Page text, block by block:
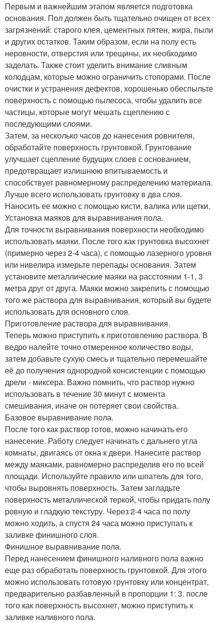
Первым и важнейшим этапом является подготовка
основания. Пол должен быть тщательно очищен от всех
загрязнений: старого клея, цементных пятен, жира, пыли
и других остатков. Таким образом, если на полу есть
неровности, отверстия или трещины, их необходимо
заделать. Также стоит уделить внимание сливным
колодцам, которые можно ограничить стопорами. После
очистки и устранения дефектов, хорошенько обеспыльте
поверхность с помощью пылесоса, чтобы удалить все
частицы, которые могут мешать сцеплению с
последующими слоями.
Затем, за несколько часов до нанесения ровнителя,
обработайте поверхность грунтовкой. Грунтование
улучшает сцепление будущих слоев с основанием,
предотвращает излишнюю впитываемость и
способствует равномерному распределению материала.
Лучше всего использовать грунтовку в два слоя.
Наносить ее можно с помощью кисти, валика или щетки.
Установка маяков для выравнивания пола.
Для точности выравнивания поверхности необходимо
использовать маяки. После того как грунтовка высохнет
(примерно через 2-4 часа), с помощью лазерного уровня
или нивелира измерьте перепады основания. Затем
установите металлические маяки на расстоянии 1-1, 3
метра друг от друга. Маяки можно закрепить с помощью
того же раствора для выравнивания, который вы будете
использовать для основного слоя.
Приготовление раствора для выравнивания.
Теперь можно приступить к приготовлению раствора. В
ведро налейте точно отмеренное количество воды,
затем добавьте сухую смесь и тщательно перемешайте
её до получения однородной консистенции с помощью
дрели - миксера. Важно помнить, что раствор нужно
использовать в течение 30 минут с момента
смешивания, иначе он потеряет свои свойства.
Базовое выравнивание пола.
После того как раствор готов, можно начинать его
нанесение. Работу следует начинать с дальнего угла
комнаты, двигаясь от окна к двери. Нанесите раствор
между маяками, равномерно распределив его по всей
площади. Используйте правило или шпатель для того,
чтобы выровнять поверхность. Затем загладьте
поверхность металлической теркой, чтобы придать полу
ровную и гладкую текстуру. Через 2-4 часа по полу
можно ходить, а спустя 24 часа можно приступать к
заливке финишного слоя.
Финишное выравнивание пола.
Перед нанесением финишного наливного пола важно
еще раз обработать поверхность грунтовкой. Для этого
можно использовать готовую грунтовку или концентрат,
предварительно разбавленный в пропорции 1: 3. после
того как поверхность высохнет, можно приступить к
заливке наливного пола.